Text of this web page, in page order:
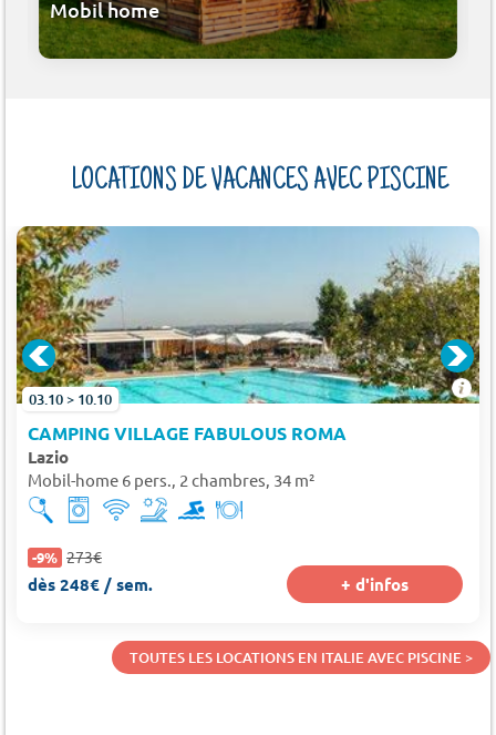
Mobil home
LOCATIONS DE VACANCES AVEC PISCINE
03.10 > 10.10
CAMPING VILLAGE FABULOUS ROMA
Lazio
Mobil-home 6 pers., 2 chambres, 34 m²
-9% 273€
dès 248€ / sem. + d'infos
TOUTES LES LOCATIONS EN ITALIE AVEC PISCINE >